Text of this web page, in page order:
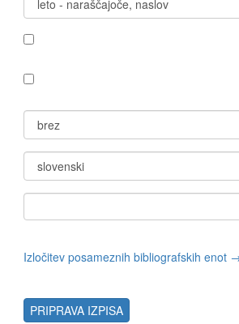
Izločitev posameznih bibliografskih enot
PRIPRAVA IZPISA